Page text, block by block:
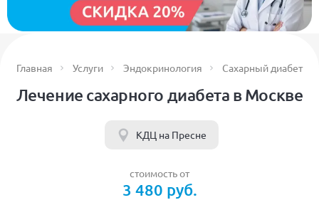
Главная Услуги Эндокринология Сахарный диабет
Лечение сахарного диабета в Москве
КДЦ на Пресне
стоимость от
3 480 руб.